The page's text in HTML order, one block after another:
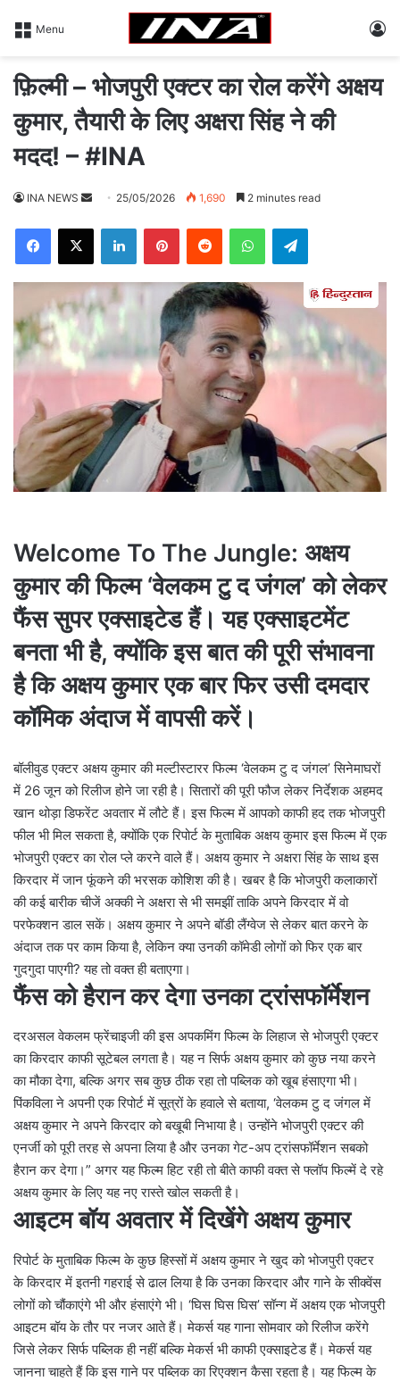
Menu
फ़िल्मी – भोजपुरी एक्टर का रोल करेंगे अक्षय
कुमार, तैयारी के लिए अक्षरा सिंह ने की
मदद! – #INA
INA NEWS
d
a
n
m
l
25/05/2026 1,690 2 minutes read
Welcome To The Jungle: अक्षय
कुमार की फिल्म ‘वेलकम टु द जंगल’ को लेकर
फैंस सुपर एक्साइटेड हैं। यह एक्साइटमेंट
बनता भी है, क्योंकि इस बात की पूरी संभावना
है कि अक्षय कुमार एक बार फिर उसी दमदार
कॉमिक अंदाज में वापसी करें।
बॉलीवुड एक्टर अक्षय कुमार की मल्टीस्टारर फिल्म ‘वेलकम टु द जंगल’ सिनेमाघरों
में 26 जून को रिलीज होने जा रही है। सितारों की पूरी फौज लेकर निर्देशक अहमद
खान थोड़ा डिफरेंट अवतार में लौटे हैं। इस फिल्म में आपको काफी हद तक भोजपुरी
फील भी मिल सकता है, क्योंकि एक रिपोर्ट के मुताबिक अक्षय कुमार इस फिल्म में एक
भोजपुरी एक्टर का रोल प्ले करने वाले हैं। अक्षय कुमार ने अक्षरा सिंह के साथ इस
किरदार में जान फूंकने की भरसक कोशिश की है। खबर है कि भोजपुरी कलाकारों
की कई बारीक चीजें अक्की ने अक्षरा से भी समझीं ताकि अपने किरदार में वो
परफेक्शन डाल सकें। अक्षय कुमार ने अपने बॉडी लैंग्वेज से लेकर बात करने के
अंदाज तक पर काम किया है, लेकिन क्या उनकी कॉमेडी लोगों को फिर एक बार
गुदगुदा पाएगी? यह तो वक्त ही बताएगा।
फैंस को हैरान कर देगा उनका ट्रांसफॉर्मेशन
दरअसल वेकलम फ्रेंचाइजी की इस अपकमिंग फिल्म के लिहाज से भोजपुरी एक्टर
का किरदार काफी सूटेबल लगता है। यह न सिर्फ अक्षय कुमार को कुछ नया करने
का मौका देगा, बल्कि अगर सब कुछ ठीक रहा तो पब्लिक को खूब हंसाएगा भी।
पिंकविला ने अपनी एक रिपोर्ट में सूत्रों के हवाले से बताया, ‘वेलकम टु द जंगल में
अक्षय कुमार ने अपने किरदार को बखूबी निभाया है। उन्होंने भोजपुरी एक्टर की
एनर्जी को पूरी तरह से अपना लिया है और उनका गेट-अप ट्रांसफॉर्मेशन सबको
हैरान कर देगा।” अगर यह फिल्म हिट रही तो बीते काफी वक्त से फ्लॉप फिल्में दे रहे
अक्षय कुमार के लिए यह नए रास्ते खोल सकती है।
आइटम बॉय अवतार में दिखेंगे अक्षय कुमार
रिपोर्ट के मुताबिक फिल्म के कुछ हिस्सों में अक्षय कुमार ने खुद को भोजपुरी एक्टर
के किरदार में इतनी गहराई से ढाल लिया है कि उनका किरदार और गाने के सीक्वेंस
लोगों को चौंकाएंगे भी और हंसाएंगे भी। ‘घिस घिस घिस’ सॉन्ग में अक्षय एक भोजपुरी
आइटम बॉय के तौर पर नजर आते हैं। मेकर्स यह गाना सोमवार को रिलीज करेंगे
जिसे लेकर सिर्फ पब्लिक ही नहीं बल्कि मेकर्स भी काफी एक्साइटेड हैं। मेकर्स यह
जानना चाहते हैं कि इस गाने पर पब्लिक का रिएक्शन कैसा रहता है। यह फिल्म के